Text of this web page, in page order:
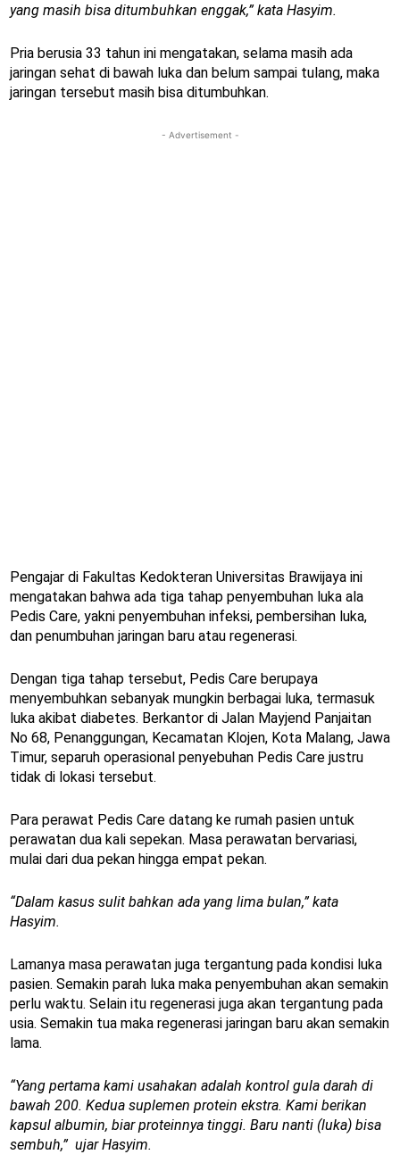
yang masih bisa ditumbuhkan enggak,” kata Hasyim.
Pria berusia 33 tahun ini mengatakan, selama masih ada
jaringan sehat di bawah luka dan belum sampai tulang, maka
jaringan tersebut masih bisa ditumbuhkan.
- Advertisement -
Pengajar di Fakultas Kedokteran Universitas Brawijaya ini
mengatakan bahwa ada tiga tahap penyembuhan luka ala
Pedis Care, yakni penyembuhan infeksi, pembersihan luka,
dan penumbuhan jaringan baru atau regenerasi.
Dengan tiga tahap tersebut, Pedis Care berupaya
menyembuhkan sebanyak mungkin berbagai luka, termasuk
luka akibat diabetes. Berkantor di Jalan Mayjend Panjaitan
No 68, Penanggungan, Kecamatan Klojen, Kota Malang, Jawa
Timur, separuh operasional penyebuhan Pedis Care justru
tidak di lokasi tersebut.
Para perawat Pedis Care datang ke rumah pasien untuk
perawatan dua kali sepekan. Masa perawatan bervariasi,
mulai dari dua pekan hingga empat pekan.
“Dalam kasus sulit bahkan ada yang lima bulan,” kata
Hasyim.
Lamanya masa perawatan juga tergantung pada kondisi luka
pasien. Semakin parah luka maka penyembuhan akan semakin
perlu waktu. Selain itu regenerasi juga akan tergantung pada
usia. Semakin tua maka regenerasi jaringan baru akan semakin
lama.
“Yang pertama kami usahakan adalah kontrol gula darah di
bawah 200. Kedua suplemen protein ekstra. Kami berikan
kapsul albumin, biar proteinnya tinggi. Baru nanti (luka) bisa
sembuh,” ujar Hasyim.